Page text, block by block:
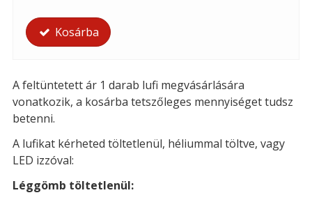
Kosárba
A feltüntetett ár 1 darab lufi megvásárlására
vonatkozik, a kosárba tetszőleges mennyiséget tudsz
betenni.
A lufikat kérheted töltetlenül, héliummal töltve, vagy
LED izzóval:
Léggömb töltetlenül: